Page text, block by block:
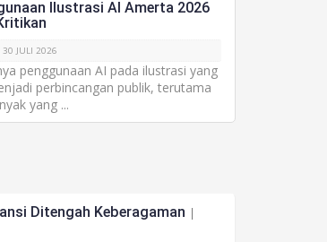
Ilustrasi AI Amerta 2026
30 JULI 2026
penggunaan AI pada ilustrasi yang
perbincangan publik, terutama
yang ...
Ditengah Keberagaman |